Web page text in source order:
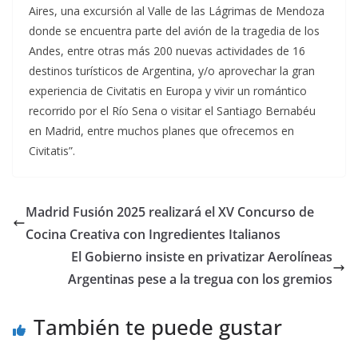
Aires, una excursión al Valle de las Lágrimas de Mendoza
donde se encuentra parte del avión de la tragedia de los
Andes, entre otras más 200 nuevas actividades de 16
destinos turísticos de Argentina, y/o aprovechar la gran
experiencia de Civitatis en Europa y vivir un romántico
recorrido por el Río Sena o visitar el Santiago Bernabéu
en Madrid, entre muchos planes que ofrecemos en
Civitatis”.
Madrid Fusión 2025 realizará el XV Concurso de
Cocina Creativa con Ingredientes Italianos
El Gobierno insiste en privatizar Aerolíneas
Argentinas pese a la tregua con los gremios
También te puede gustar